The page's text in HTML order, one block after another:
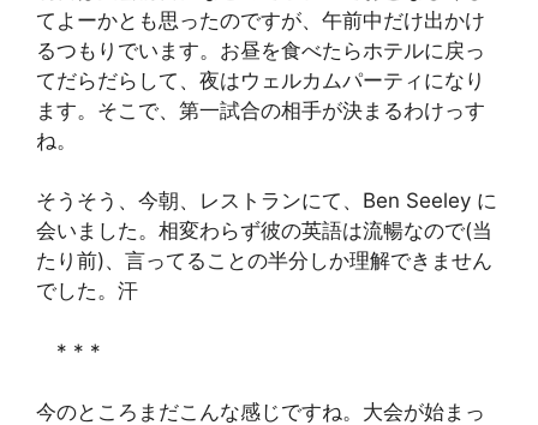
てよーかとも思ったのですが、午前中だけ出かけ
るつもりでいます。お昼を食べたらホテルに戻っ
てだらだらして、夜はウェルカムパーティになり
ます。そこで、第一試合の相手が決まるわけっす
ね。
そうそう、今朝、レストランにて、Ben Seeley に
会いました。相変わらず彼の英語は流暢なので(当
たり前)、言ってることの半分しか理解できません
でした。汗
* * *
今のところまだこんな感じですね。大会が始まっ